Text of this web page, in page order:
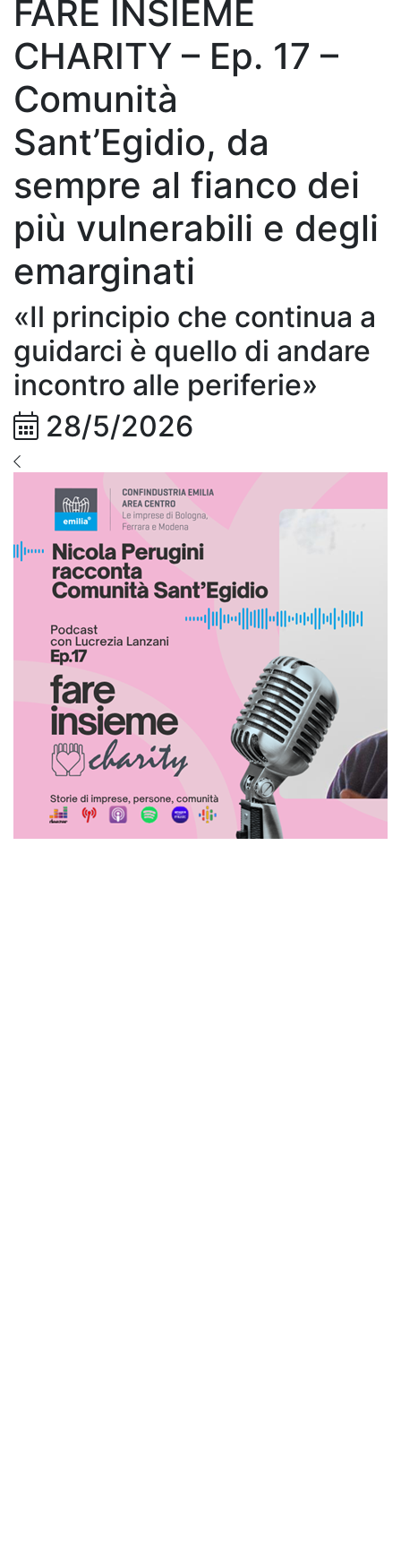
FARE INSIEME
CHARITY – Ep. 17 –
Comunità
Sant’Egidio, da
sempre al fianco dei
più vulnerabili e degli
emarginati
«Il principio che continua a
guidarci è quello di andare
incontro alle periferie»
28/5/2026